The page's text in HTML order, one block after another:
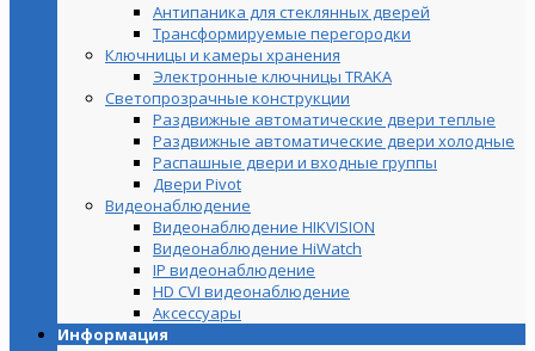
Антипаника для стеклянных дверей
Трансформируемые перегородки
Ключницы и камеры хранения
Электронные ключницы TRAKA
Светопрозрачные конструкции
Раздвижные автоматические двери теплые
Раздвижные автоматические двери холодные
Распашные двери и входные группы
Двери Pivot
Видеонаблюдение
Видеонаблюдение HIKVISION
Видеонаблюдение HiWatch
IP видеонаблюдение
HD CVI видеонаблюдение
Аксессуары
Информация